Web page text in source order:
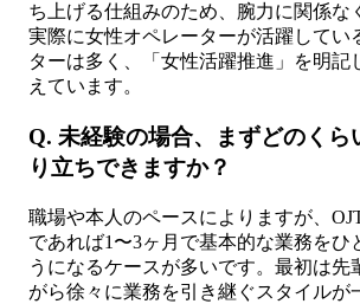
ち上げる仕組みのため、腕力に関係な
実際に女性オペレーターが活躍してい
ターは多く、「女性活躍推進」を明記
えています。
Q. 未経験の場合、まずどのくら
り立ちできますか？
職場や本人のペースによりますが、
であれば1〜3ヶ月で基本的な業務をひ
うになるケースが多いです。最初は先
がら徐々に業務を引き継ぐスタイルが